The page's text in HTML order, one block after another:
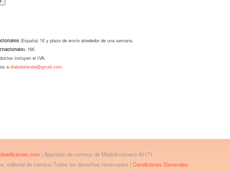
(España) 1€ y plazo de envío alrededor de una semana.
s 16€.
incluyen el IVA.
a diabolotienda@gmail.com
| Apartado de correos de Madrid número 40171
editorial de cómics| Todos los derechos reservados | Condiciones Generales